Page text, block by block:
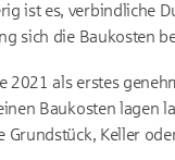
ist es, verbindliche
sich die Baukosten
2021 als erstes
Baukosten lagen
Keller